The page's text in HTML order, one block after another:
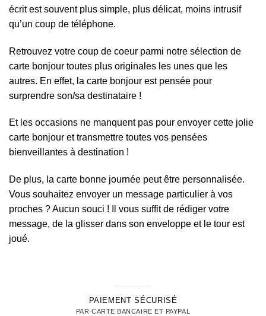
écrit est souvent plus simple, plus délicat, moins intrusif
qu’un coup de téléphone.
Retrouvez votre coup de coeur parmi notre sélection de
carte bonjour toutes plus originales les unes que les
autres. En effet, la carte bonjour est pensée pour
surprendre son/sa destinataire !
Et les occasions ne manquent pas pour envoyer cette jolie
carte bonjour et transmettre toutes vos pensées
bienveillantes à destination !
De plus, la carte bonne journée peut être personnalisée.
Vous souhaitez envoyer un message particulier à vos
proches ? Aucun souci ! Il vous suffit de rédiger votre
message, de la glisser dans son enveloppe et le tour est
joué.
PAIEMENT SÉCURISÉ
PAR CARTE BANCAIRE ET PAYPAL